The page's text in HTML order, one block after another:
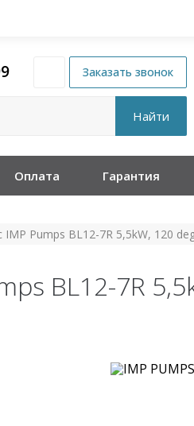
Оплата Гарантия
Pumps BL12-7R 5,5kW, 120
BL12-7R